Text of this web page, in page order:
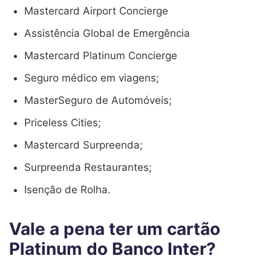
Mastercard Airport Concierge
Assistência Global de Emergência
Mastercard Platinum Concierge
Seguro médico em viagens;
MasterSeguro de Automóveis;
Priceless Cities;
Mastercard Surpreenda;
Surpreenda Restaurantes;
Isenção de Rolha.
Vale a pena ter um cartão
Platinum do Banco Inter?